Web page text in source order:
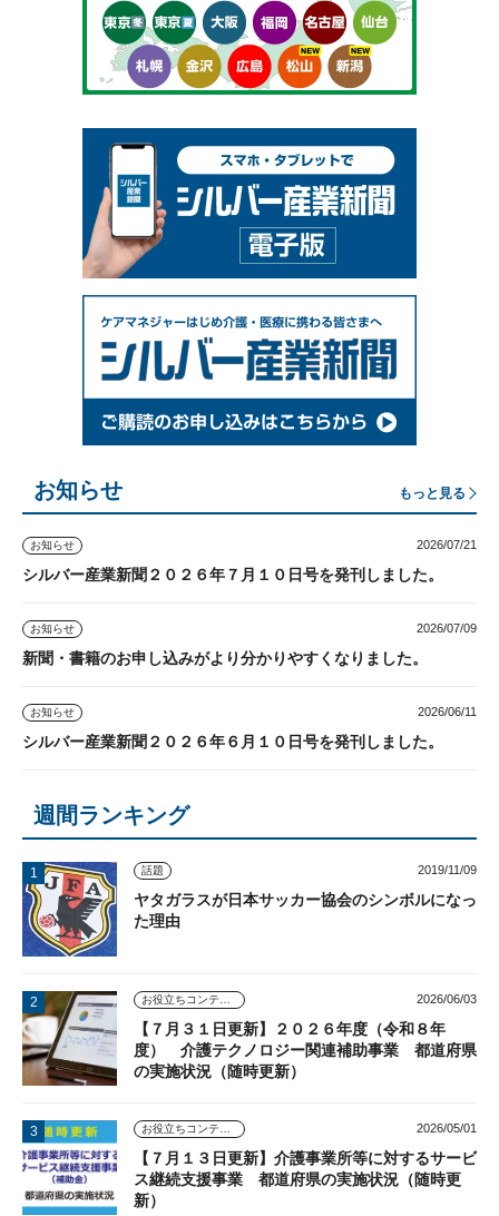
お知らせ もっと見る
お知らせ 2026/07/21
シルバー産業新聞２０２６年７月１０日号を発刊しました。
お知らせ 2026/07/09
新聞・書籍のお申し込みがより分かりやすくなりました。
お知らせ 2026/06/11
シルバー産業新聞２０２６年６月１０日号を発刊しました。
週間ランキング
話題 2019/11/09
ヤタガラスが日本サッカー協会のシンボルになっ
た理由
お役立ちコンテンツ 2026/06/03
【７月３１日更新】２０２６年度（令和８年
度） 介護テクノロジー関連補助事業 都道府県
の実施状況（随時更新）
お役立ちコンテンツ 2026/05/01
【７月１３日更新】介護事業所等に対するサービ
ス継続支援事業 都道府県の実施状況（随時更
新）